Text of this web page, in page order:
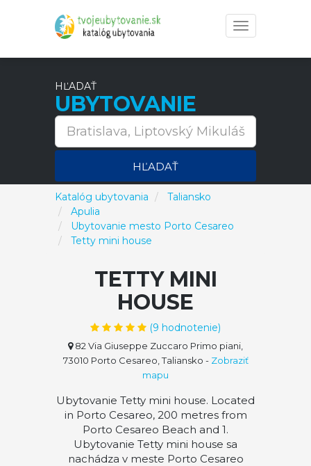
Toggle
navigation
HĽADAŤ
UBYTOVANIE
HĽADAŤ
Katalóg ubytovania
Taliansko
Apulia
Ubytovanie mesto Porto Cesareo
Tetty mini house
TETTY MINI
HOUSE
(9 hodnotenie)
82 Via Giuseppe Zuccaro Primo piani,
73010 Porto Cesareo, Taliansko - Zobraziť
mapu
Ubytovanie Tetty mini house. Located
in Porto Cesareo, 200 metres from
Porto Cesareo Beach and 1.
Ubytovanie Tetty mini house sa
nachádza v meste Porto Cesareo